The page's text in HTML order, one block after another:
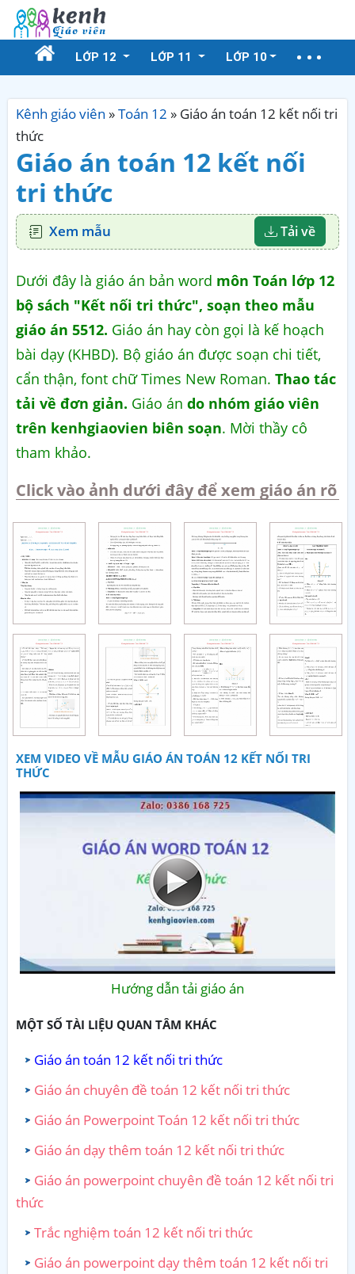
LỚP 12 LỚP 11 LỚP 10
Kênh giáo viên »Toán 12 » Giáo án toán 12 kết nối tri
thức
Giáo án toán 12 kết nối
tri thức
Xem mẫu Tải về
Dưới đây là giáo án bản word môn Toán lớp 12
bộ sách "Kết nối tri thức", soạn theo mẫu
giáo án 5512. Giáo án hay còn gọi là kế hoạch
bài dạy (KHBD). Bộ giáo án được soạn chi tiết,
cẩn thận, font chữ Times New Roman. Thao tác
tải về đơn giản. Giáo án do nhóm giáo viên
trên kenhgiaovien biên soạn. Mời thầy cô
tham khảo.
Click vào ảnh dưới đây để xem giáo án rõ
XEM VIDEO VỀ MẪU GIÁO ÁN TOÁN 12 KẾT NỐI TRI
THỨC
Hướng dẫn tải giáo án
MỘT SỐ TÀI LIỆU QUAN TÂM KHÁC
Giáo án toán 12 kết nối tri thức
Giáo án chuyên đề toán 12 kết nối tri thức
Giáo án Powerpoint Toán 12 kết nối tri thức
Giáo án dạy thêm toán 12 kết nối tri thức
Giáo án powerpoint chuyên đề toán 12 kết nối tri
thức
Trắc nghiệm toán 12 kết nối tri thức
Giáo án powerpoint dạy thêm toán 12 kết nối tri